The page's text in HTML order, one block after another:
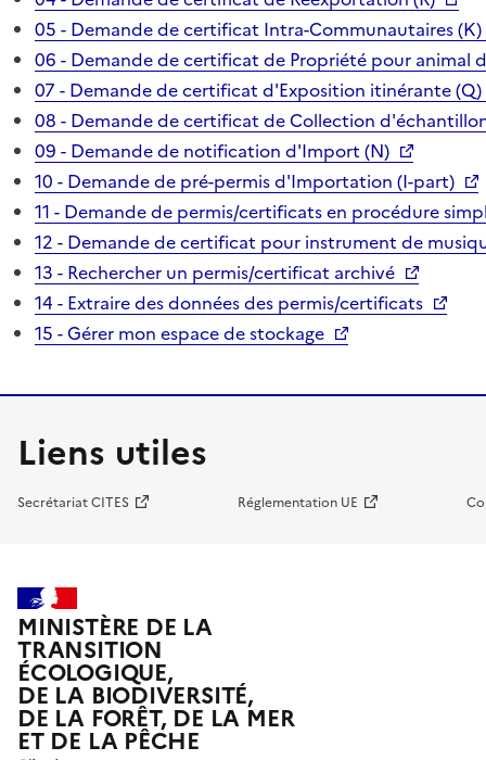
05 - Demande de certificat Intra-Communautaires (K)
06 - Demande de certificat de Propriété pour animal
07 - Demande de certificat d'Exposition itinérante (Q)
08 - Demande de certificat de Collection
09 - Demande de notification d'Import (N)
10 - Demande de pré-permis d'Importation (I-part)
11 - Demande de permis/certificats en procédure
12 - Demande de certificat pour instrument de
13 - Rechercher un permis/certificat archivé
14 - Extraire des données des permis/certificats
15 - Gérer mon espace de stockage
Liens utiles
Secrétariat CITES Réglementation UE
MINISTÈRE DE LA
TRANSITION
ÉCOLOGIQUE,
DE LA BIODIVERSITÉ,
DE LA FORÊT, DE LA MER
ET DE LA PÊCHE